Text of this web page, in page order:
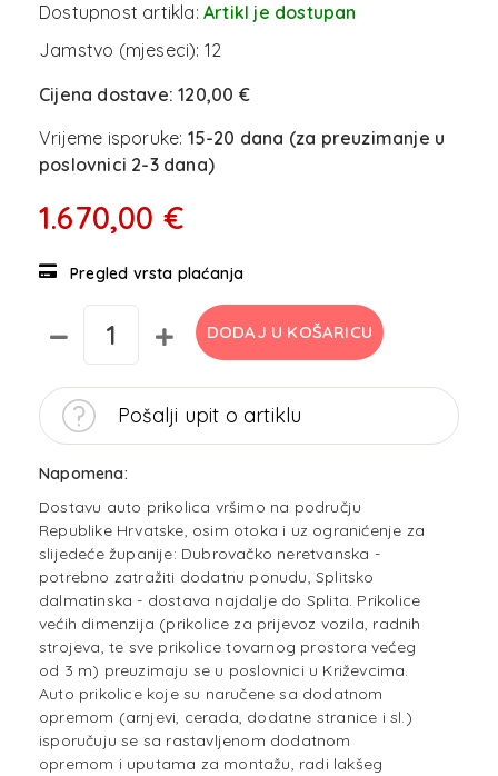
Dostupnost artikla: Artikl je dostupan
Jamstvo (mjeseci): 12
Cijena dostave:120,00 €
Vrijeme isporuke: 15-20 dana (za preuzimanje u
poslovnici 2-3 dana)
1.670,00 €
Pregled vrsta plaćanja
DODAJ U KOŠARICU
Pošalji upit o artiklu
Napomena:
Dostavu auto prikolica vršimo na području
Republike Hrvatske, osim otoka i uz ogranićenje za
slijedeće županije: Dubrovačko neretvanska -
potrebno zatražiti dodatnu ponudu, Splitsko
dalmatinska - dostava najdalje do Splita. Prikolice
većih dimenzija (prikolice za prijevoz vozila, radnih
strojeva, te sve prikolice tovarnog prostora većeg
od 3 m) preuzimaju se u poslovnici u Križevcima.
Auto prikolice koje su naručene sa dodatnom
opremom (arnjevi, cerada, dodatne stranice i sl.)
isporučuju se sa rastavljenom dodatnom
opremom i uputama za montažu, radi lakšeg